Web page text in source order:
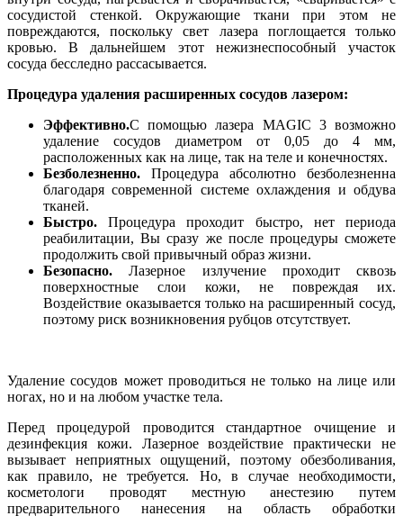
сосудистой стенкой. Окружающие ткани при этом не
повреждаются, поскольку свет лазера поглощается только
кровью. В дальнейшем этот нежизнеспособный участок
сосуда бесследно рассасывается.
Процедура удаления расширенных сосудов лазером:
Эффективно.С помощью лазера MAGIC 3 возможно
удаление сосудов диаметром от 0,05 до 4 мм,
расположенных как на лице, так на теле и конечностях.
Безболезненно. Процедура абсолютно безболезненна
благодаря современной системе охлаждения и обдува
тканей.
Быстро. Процедура проходит быстро, нет периода
реабилитации, Вы сразу же после процедуры сможете
продолжить свой привычный образ жизни.
Безопасно. Лазерное излучение проходит сквозь
поверхностные слои кожи, не повреждая их.
Воздействие оказывается только на расширенный сосуд,
поэтому риск возникновения рубцов отсутствует.
Удаление сосудов может проводиться не только на лице или
ногах, но и на любом участке тела.
Перед процедурой проводится стандартное очищение и
дезинфекция кожи. Лазерное воздействие практически не
вызывает неприятных ощущений, поэтому обезболивания,
как правило, не требуется. Но, в случае необходимости,
косметологи проводят местную анестезию путем
предварительного нанесения на область обработки